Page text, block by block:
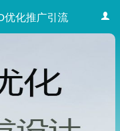
优化推广引流